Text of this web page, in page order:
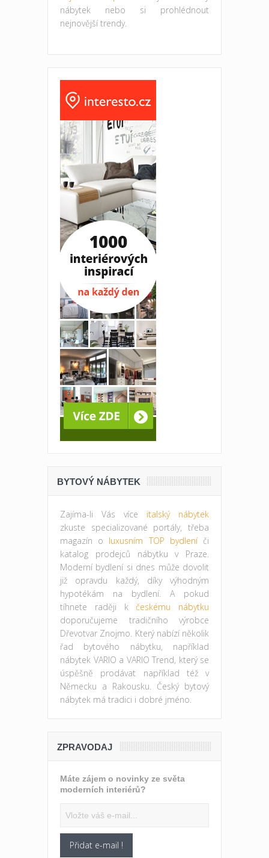
nábytek nebo si prohlédnout
nejnovější trendy.
BYTOVÝ NÁBYTEK
Zajíma-li Vás více italský nábytek
zkuste specializované portály, třeba
magazín o luxusním TOP bydleníči
katalog prodejců nábytku v Praze.
Moderní bydlení si dnes může dovolit
již opravdu každý, díky výhodným
hypotékám na bydlení. A pokud
tíhnete raději kčeskému nábytku
doporučujeme tradičního výrobce
Dřevotvar Znojmo. Který nabízí několik
řad bytového nábytku, například
nábytek VARIO a VARIO Trend, který se
úspěšně prodávat například též v
Německu a Rakousku. Český bytový
nábytek má tradici i dobré jméno.
ZPRAVODAJ
Máte zájem o novinky ze světa
moderních interiérů?
Přidat e-mail !